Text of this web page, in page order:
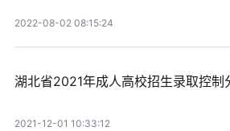
2022-08-02 08:15:24
湖北省2021年成人高校招生录取控制
2021-12-01 10:33:12